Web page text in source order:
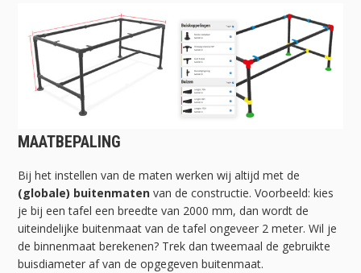
MAATBEPALING
Bij het instellen van de maten werken wij altijd met de
(globale) buitenmaten van de constructie. Voorbeeld: kies
je bij een tafel een breedte van 2000 mm, dan wordt de
uiteindelijke buitenmaat van de tafel ongeveer 2 meter. Wil je
de binnenmaat berekenen? Trek dan tweemaal de gebruikte
buisdiameter af van de opgegeven buitenmaat.